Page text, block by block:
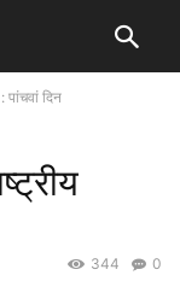
पांचवां दिन
0
344